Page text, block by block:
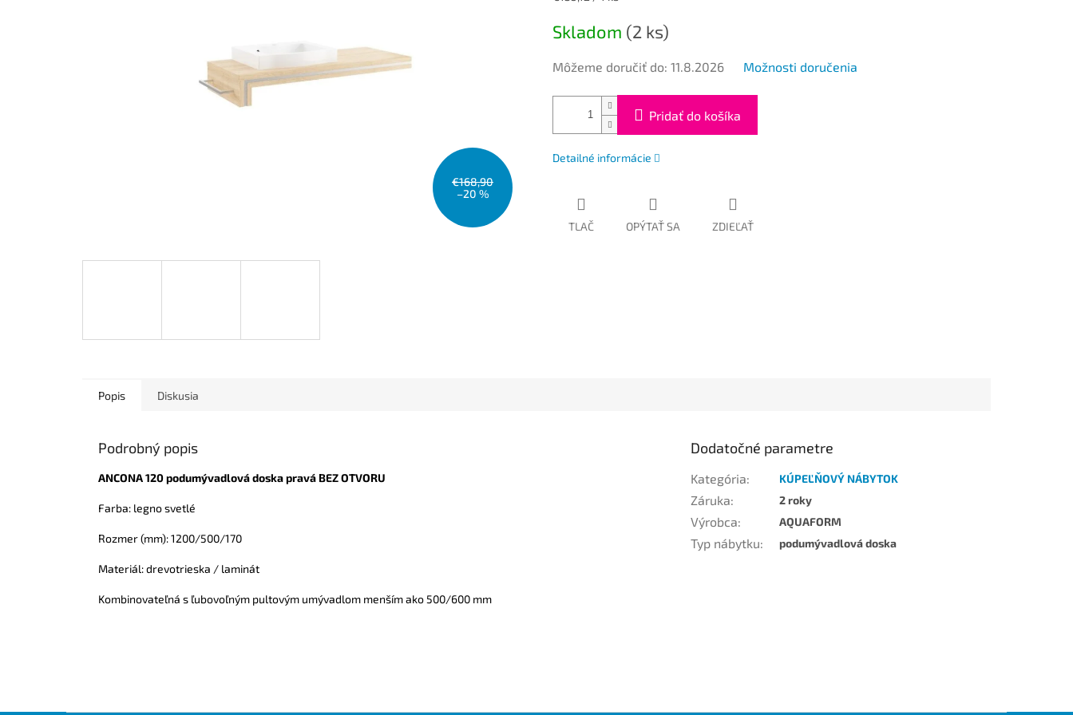
€168,90
–20 %
Skladom (2 ks)
Môžeme doručiť do: 11.8.2026 Možnosti doručenia
Pridať do košíka
Detailné informácie
TLAČ OPÝTAŤ SA ZDIEĽAŤ
Popis Diskusia
Podrobný popis
ANCONA 120 podumývadlová doska pravá BEZ OTVORU
Farba: legno svetlé
Rozmer (mm): 1200/500/170
Materiál: drevotrieska / laminát
Kombinovateľná s ľubovoľným pultovým umývadlom menším ako 500/600 mm
Dodatočné parametre
Kategória: KÚPEĽŇOVÝ NÁBYTOK
Záruka: 2 roky
Výrobca: AQUAFORM
Typ nábytku: podumývadlová doska